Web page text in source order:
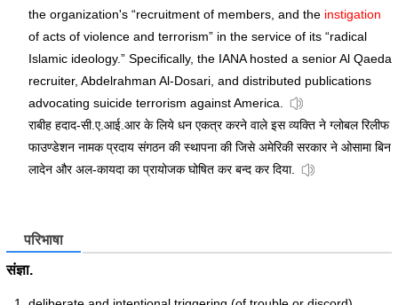
the organization's “recruitment of members, and the instigation
of acts of violence and terrorism” in the service of its “radical
Islamic ideology.” Specifically, the IANA hosted a senior Al Qaeda
recruiter, Abdelrahman Al-Dosari, and distributed publications
advocating suicide terrorism against America.
राबीह हदाद-सी.ए.आई.आर के लिये धन एकत्र करने वाले इस व्यक्ति ने ग्लोबल रिलीफ
फाउण्डेशन नामक प्रदाय संगठन की स्थापना की जिसे अमेरिकी सरकार ने ओसामा बिन
लादेन और अल-कायदा का प्रायोजक घोषित कर बन्द कर दिया.
परिभाषा
संज्ञा.